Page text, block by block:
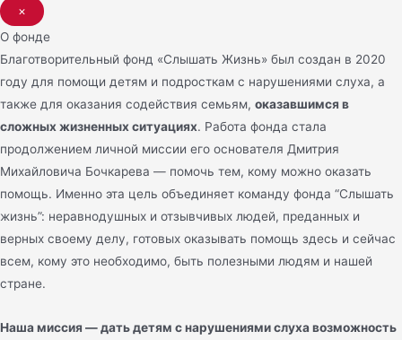
×
О фонде
Благотворительный фонд «Слышать Жизнь» был создан в 2020
году для помощи детям и подросткам с нарушениями слуха, а
также для оказания содействия семьям, оказавшимся в
сложных жизненных ситуациях. Работа фонда стала
продолжением личной миссии его основателя Дмитрия
Михайловича Бочкарева — помочь тем, кому можно оказать
помощь. Именно эта цель объединяет команду фонда “Слышать
жизнь”: неравнодушных и отзывчивых людей, преданных и
верных своему делу, готовых оказывать помощь здесь и сейчас
всем, кому это необходимо, быть полезными людям и нашей
стране.
Наша миссия — дать детям с нарушениями слуха возможность